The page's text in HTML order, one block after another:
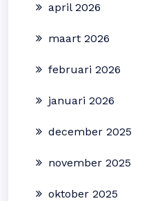
april 2026
maart 2026
februari 2026
januari 2026
december 2025
november 2025
oktober 2025